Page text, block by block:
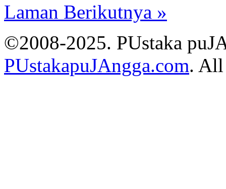
Laman Berikutnya »
©2008-2025. PUstaka
PUstakapuJAngga.com. All